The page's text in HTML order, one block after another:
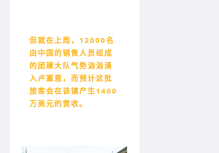
但就在上周，12000名
由中国的销售人员组成
的团建大队气势汹汹涌
入卢塞恩，而预计这批
旅客会在该镇产生1400
万美元的营收。